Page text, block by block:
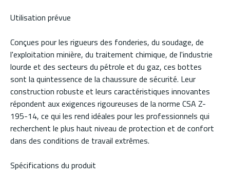
Utilisation prévue
Conçues pour les rigueurs des fonderies, du soudage, de
l'exploitation minière, du traitement chimique, de l'industrie
lourde et des secteurs du pétrole et du gaz, ces bottes
sont la quintessence de la chaussure de sécurité. Leur
construction robuste et leurs caractéristiques innovantes
répondent aux exigences rigoureuses de la norme CSA Z-
195-14, ce qui les rend idéales pour les professionnels qui
recherchent le plus haut niveau de protection et de confort
dans des conditions de travail extrêmes.
Spécifications du produit